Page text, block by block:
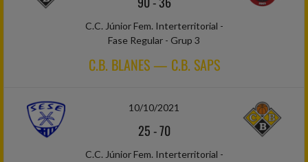
C.C. Júnior Fem. Interterritorial -
Fase Regular - Grup 3
C.B. BLANES — C.B. SAPS
10/10/2021
25-70
C.C. Júnior Fem. Interterritorial -